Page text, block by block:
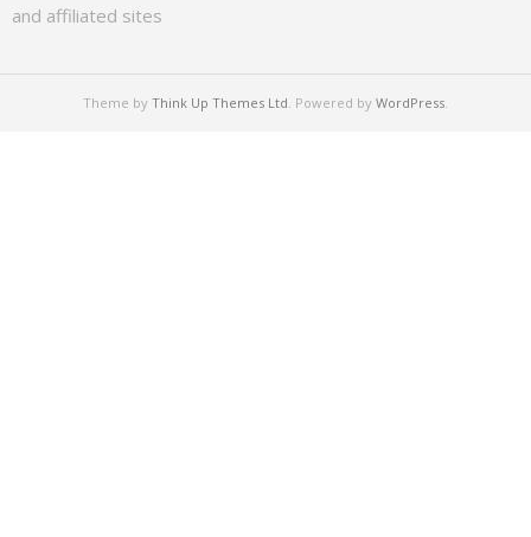
and affiliated sites
Theme by Think Up Themes Ltd. Powered by WordPress.